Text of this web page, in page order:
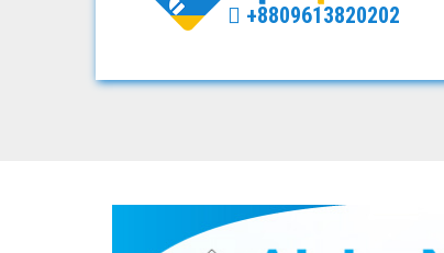
+8809613820202